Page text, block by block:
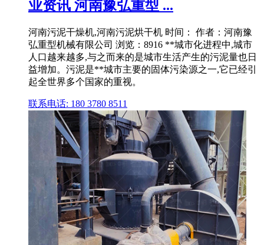
业资讯 河南豫弘重型 ...
河南污泥干燥机,河南污泥烘干机 时间： 作者：河南豫
弘重型机械有限公司 浏览：8916 **城市化进程中,城市
人口越来越多,与之而来的是城市生活产生的污泥量也日
益增加。污泥是**城市主要的固体污染源之一,它已经引
起全世界多个国家的重视。
联系电话: 180 3780 8511